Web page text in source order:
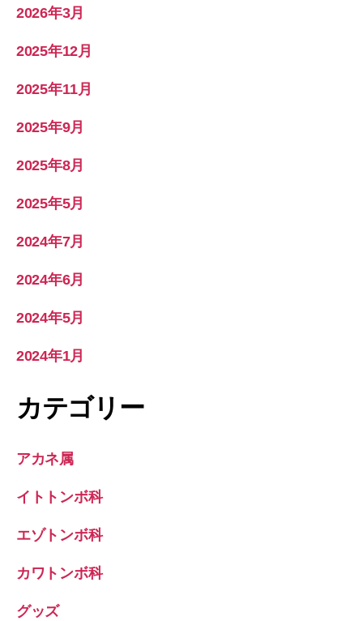
2026年3月
2025年12月
2025年11月
2025年9月
2025年8月
2025年5月
2024年7月
2024年6月
2024年5月
2024年1月
カテゴリー
アカネ属
イトトンボ科
エゾトンボ科
カワトンボ科
グッズ